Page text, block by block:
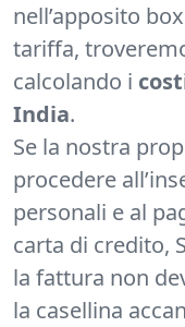
nell’apposito
tariffa,
calcolando i
India.
Se la nostra
procedere
personali e al
carta di credito,
la fattura non
la casellina